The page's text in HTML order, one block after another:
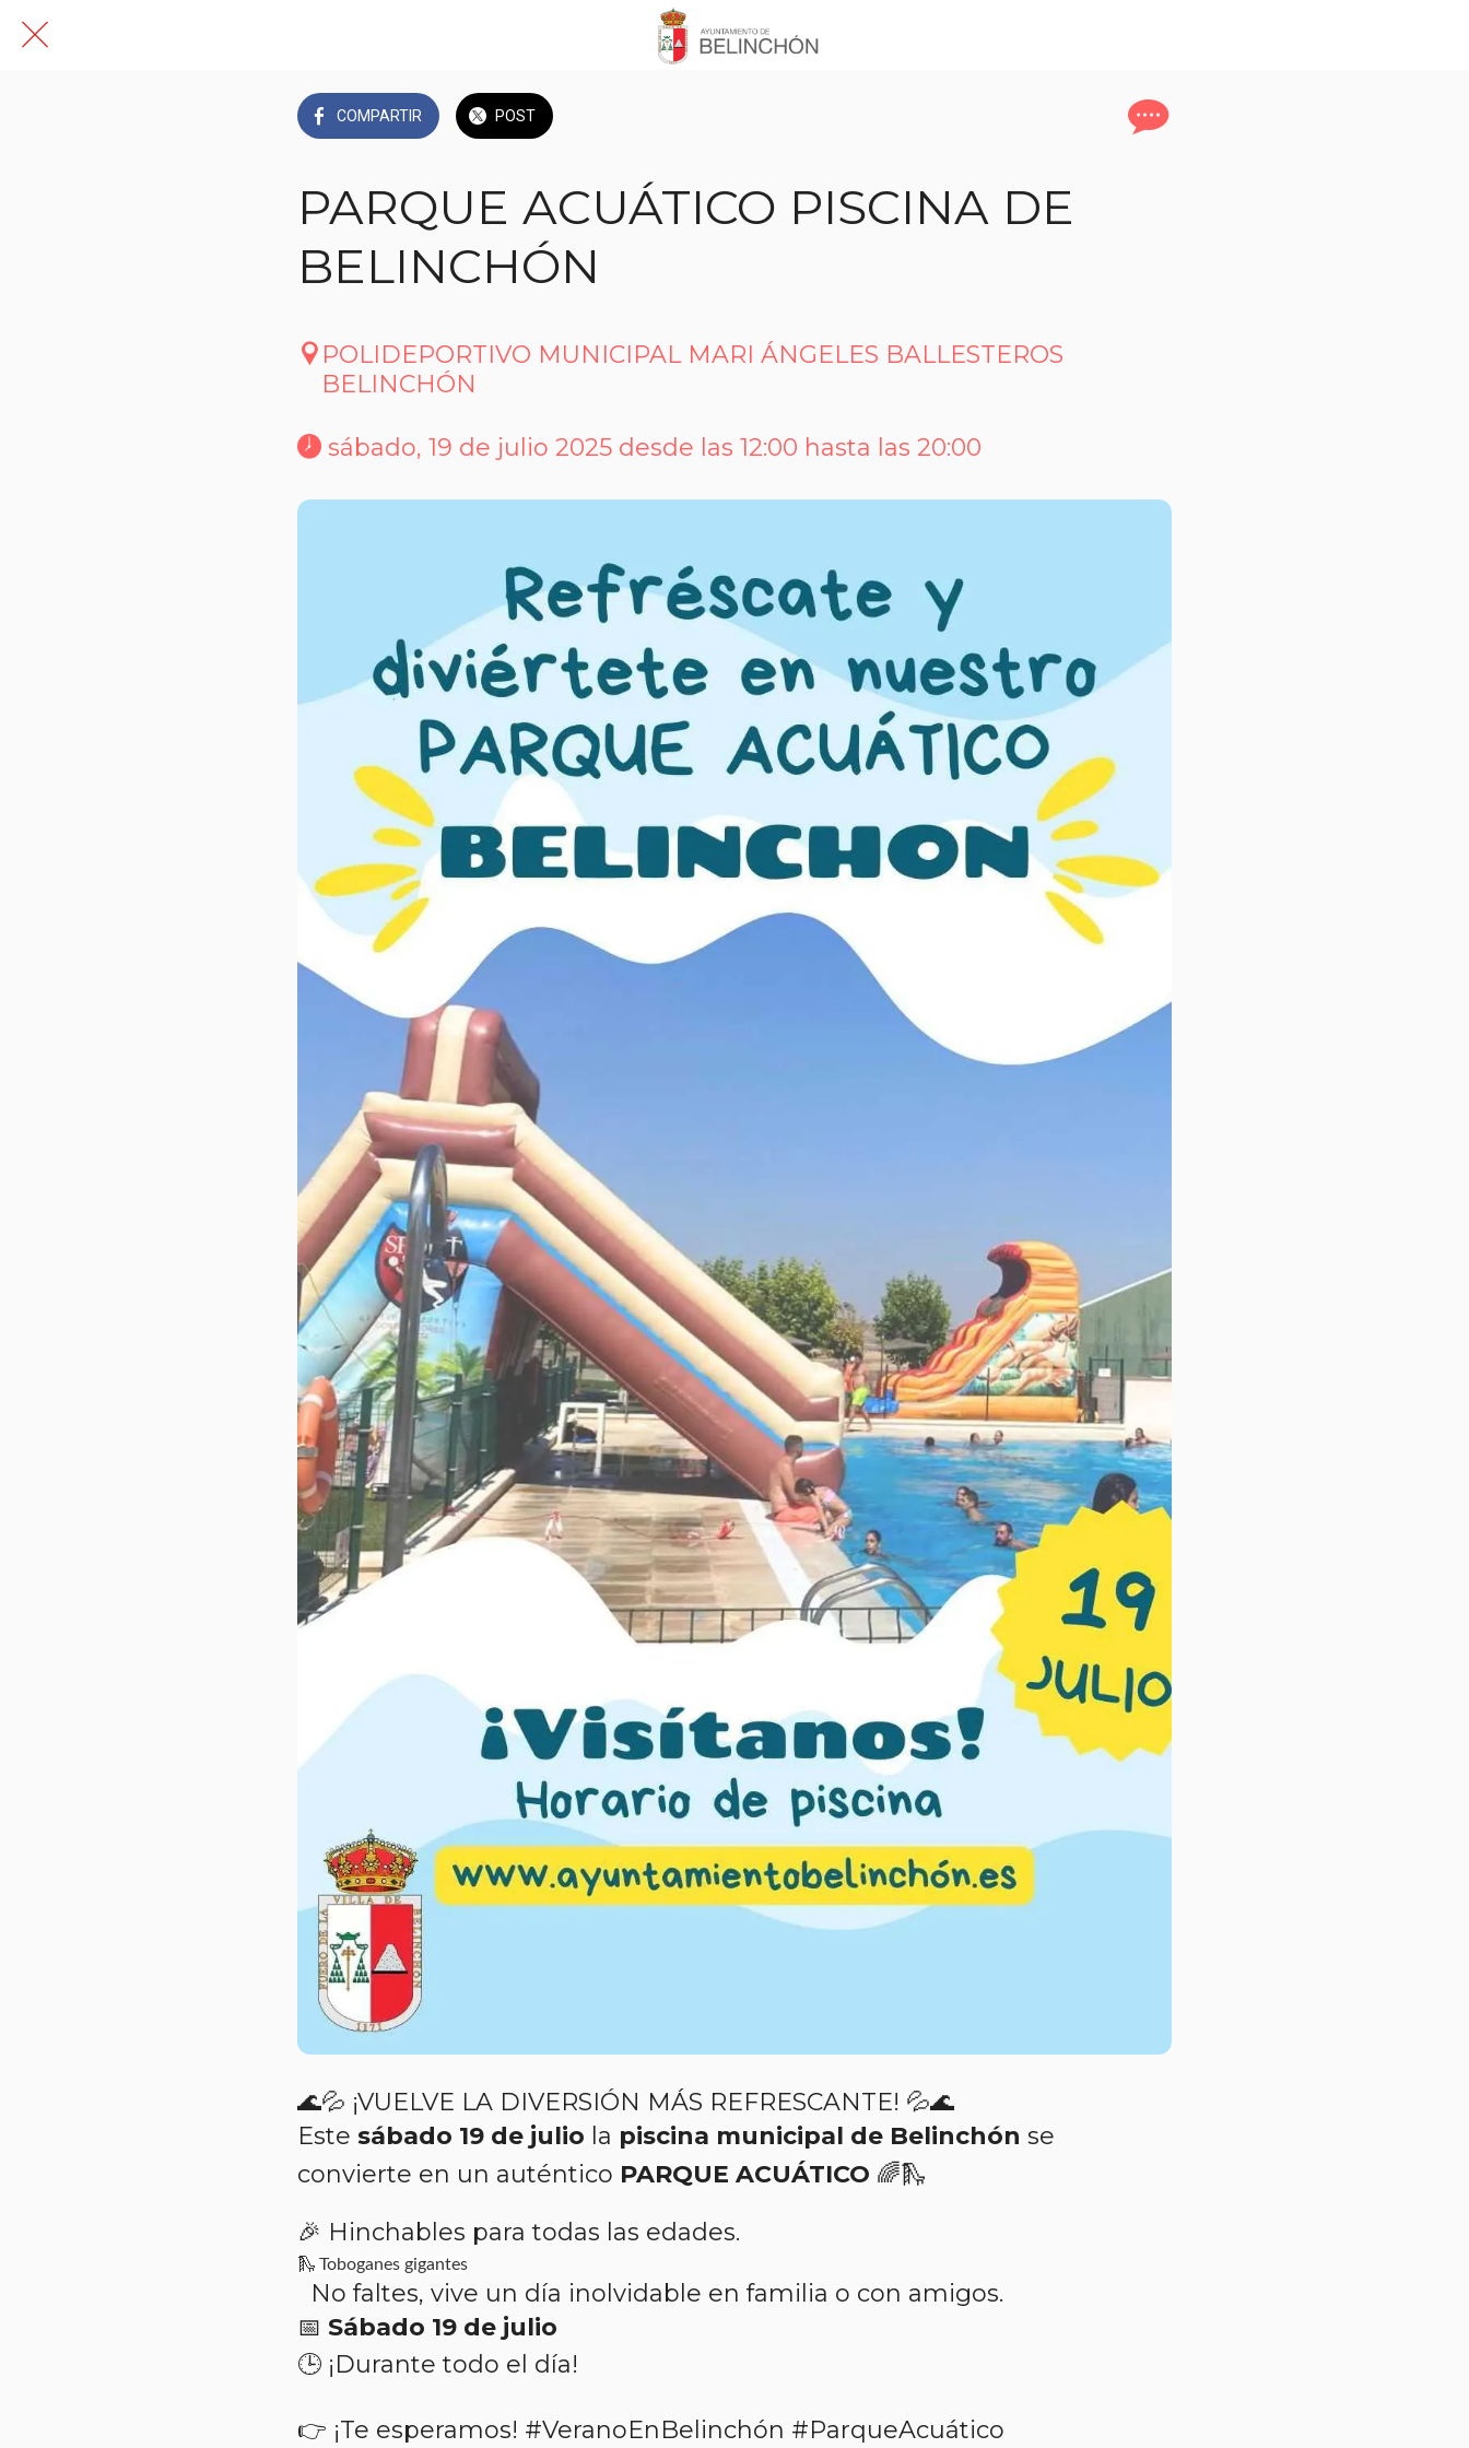
COMPARTIR POST
PARQUE ACUÁTICO PISCINA DE
BELINCHÓN
POLIDEPORTIVO MUNICIPAL MARI ÁNGELES BALLESTEROS
BELINCHÓN
sábado, 19 de julio 2025 desde las 12:00 hasta las 20:00
🌊💦 ¡VUELVE LA DIVERSIÓN MÁS REFRESCANTE! 💦🌊
Este sábado 19 de julio la piscina municipal de Belinchón se
convierte en un auténtico PARQUE ACUÁTICO 🌈🛝
🎉 Hinchables para todas las edades.
🛝 Toboganes gigantes
No faltes, vive un día inolvidable en familia o con amigos.
📅 Sábado 19 de julio
🕒 ¡Durante todo el día!
👉 ¡Te esperamos! #VeranoEnBelinchón #ParqueAcuático